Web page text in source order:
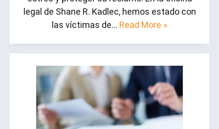
legal de Shane R. Kadlec, hemos estado con
las víctimas de… Read More »